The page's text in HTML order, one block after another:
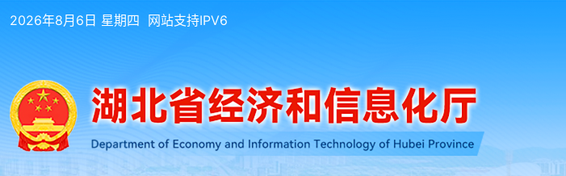
2026年8月6日 星期四 网站支持IPV6